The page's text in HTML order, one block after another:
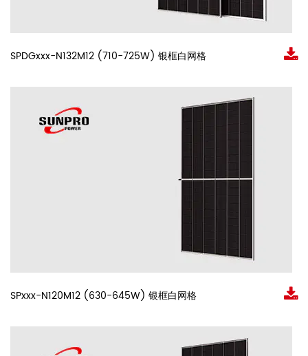
SPDGxxx-N132M12 (710-725W) 银框白网格
SPxxx-N120M12 (630-645W) 银框白网格